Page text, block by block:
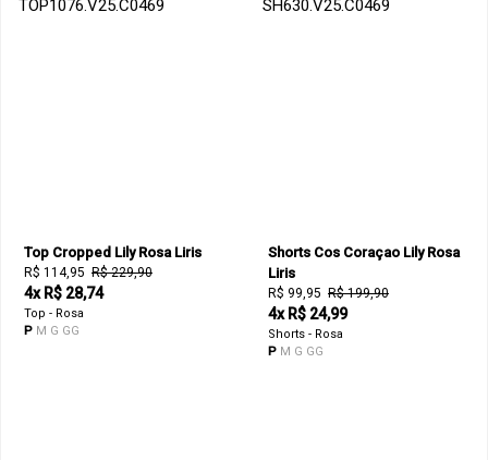
Top Cropped Lily Rosa Liris
R$ 114,95 R$ 229,90
4x R$ 28,74
Top - Rosa
P M G GG
Shorts Cos Coraçao Lily Rosa
Liris
R$ 99,95 R$ 199,90
4x R$ 24,99
Shorts - Rosa
P M G GG